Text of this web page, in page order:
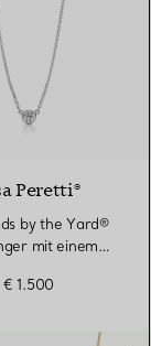
Peretti®
by the Yard®
mit einem
€ 1.500